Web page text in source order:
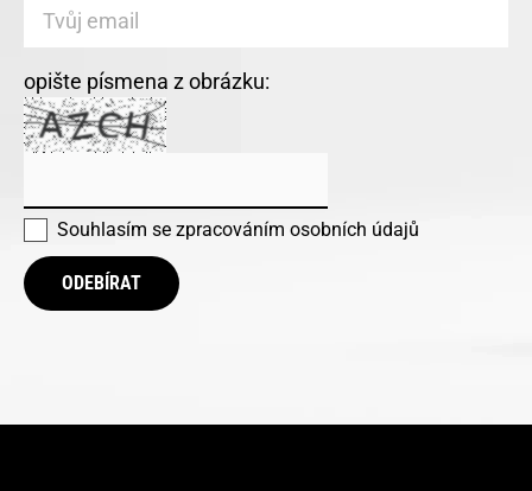
opište písmena z obrázku:
Souhlasím se zpracováním osobních údajů
ODEBÍRAT